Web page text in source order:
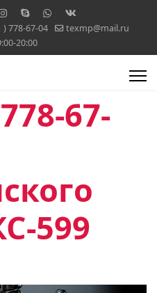
) 778-67-04
texmp@mail.ru
20:00
67-
599